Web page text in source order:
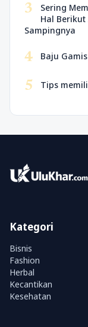
3
Sering
Hal
Sampingnya
4 Baju
5 Tips
Kategori
Bisnis
Fashion
Herbal
Kecantikan
Kesehatan